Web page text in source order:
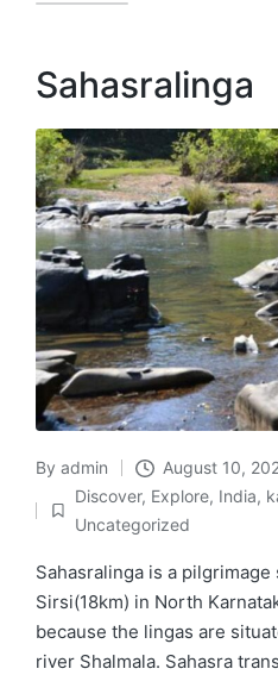
Sahasralinga
Posted
by
By admin August 10,
Posted
Discover, Explore, India,
Uncategorized
Sahasralinga is a
Sirsi(18km) in North
because the lingas are
river Shalmala. Sahasra